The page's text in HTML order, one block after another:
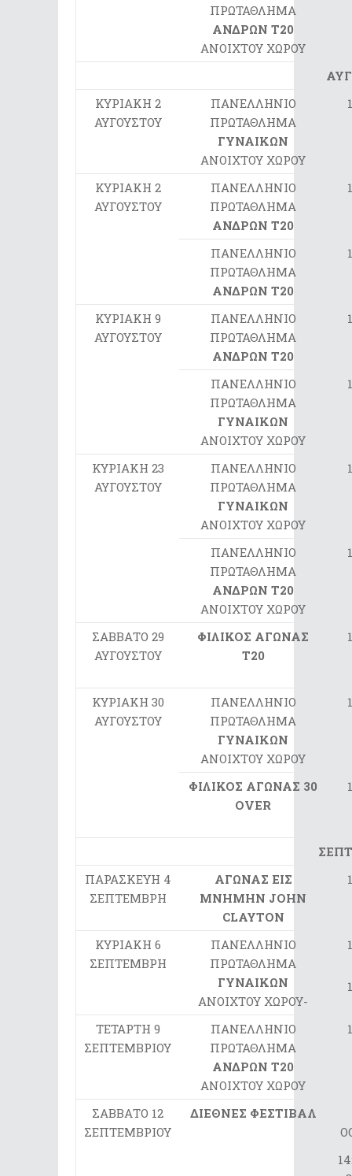
ΠΡΩΤΑΘΛΗΜΑ
ΑΝΔΡΩΝ Τ20
ΑΝΟΙΧΤΟΥ ΧΩΡΟΥ
ΚΥΡΙΑΚΗ 2
ΑΥΓΟΥΣΤΟΥ
ΠΑΝΕΛΛΗΝΙΟ
ΠΡΩΤΑΘΛΗΜΑ
ΓΥΝΑΙΚΩΝ
ΑΝΟΙΧΤΟΥ ΧΩΡΟΥ
ΚΥΡΙΑΚΗ 2
ΑΥΓΟΥΣΤΟΥ
ΠΑΝΕΛΛΗΝΙΟ
ΠΡΩΤΑΘΛΗΜΑ
ΑΝΔΡΩΝ Τ20
ΠΑΝΕΛΛΗΝΙΟ
ΠΡΩΤΑΘΛΗΜΑ
ΑΝΔΡΩΝ Τ20
ΚΥΡΙΑΚΗ 9
ΑΥΓΟΥΣΤΟΥ
ΠΑΝΕΛΛΗΝΙΟ
ΠΡΩΤΑΘΛΗΜΑ
ΑΝΔΡΩΝ Τ20
ΠΑΝΕΛΛΗΝΙΟ
ΠΡΩΤΑΘΛΗΜΑ
ΓΥΝΑΙΚΩΝ
ΑΝΟΙΧΤΟΥ ΧΩΡΟΥ
ΚΥΡΙΑΚΗ 23
ΑΥΓΟΥΣΤΟΥ
ΠΑΝΕΛΛΗΝΙΟ
ΠΡΩΤΑΘΛΗΜΑ
ΓΥΝΑΙΚΩΝ
ΑΝΟΙΧΤΟΥ ΧΩΡΟΥ
ΠΑΝΕΛΛΗΝΙΟ
ΠΡΩΤΑΘΛΗΜΑ
ΑΝΔΡΩΝ Τ20
ΑΝΟΙΧΤΟΥ ΧΩΡΟΥ
ΣΑΒΒΑΤΟ 29
ΑΥΓΟΥΣΤΟΥ
ΦΙΛΙΚΟΣ ΑΓΩΝΑΣ
Τ20
ΚΥΡΙΑΚΗ 30
ΑΥΓΟΥΣΤΟΥ
ΠΑΝΕΛΛΗΝΙΟ
ΠΡΩΤΑΘΛΗΜΑ
ΓΥΝΑΙΚΩΝ
ΑΝΟΙΧΤΟΥ ΧΩΡΟΥ
ΦΙΛΙΚΟΣ ΑΓΩΝΑΣ 30
OVER
ΠΑΡΑΣΚΕΥΗ 4
ΣΕΠΤΕΜΒΡΗ
ΑΓΩΝΑΣ ΕΙΣ
ΜΝΗΜΗΝ JOHN
CLAYTON
ΚΥΡΙΑΚΗ 6
ΣΕΠΤΕΜΒΡΗ
ΠΑΝΕΛΛΗΝΙΟ
ΠΡΩΤΑΘΛΗΜΑ
ΓΥΝΑΙΚΩΝ
ΑΝΟΙΧΤΟΥ ΧΩΡΟΥ-
ΤΕΤΑΡΤΗ 9
ΣΕΠΤΕΜΒΡΙΟΥ
ΠΑΝΕΛΛΗΝΙΟ
ΠΡΩΤΑΘΛΗΜΑ
ΑΝΔΡΩΝ Τ20
ΑΝΟΙΧΤΟΥ ΧΩΡΟΥ
ΣΑΒΒΑΤΟ 12
ΣΕΠΤΕΜΒΡΙΟΥ
ΔΙΕΘΝΕΣ ΦΕΣΤΙΒΑΛ